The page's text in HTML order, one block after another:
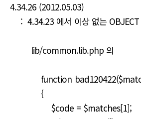
4.34.26 (2012.05.03)
: 4.34.23 에서 이상 없는 OBJECT
lib/common.lib.php 의
function
{
$code = $matches[1];